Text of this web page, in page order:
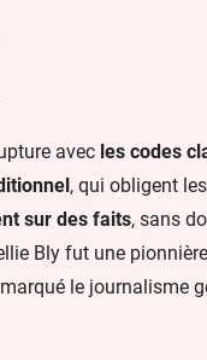
avec les codes
, qui obligent
sur des faits, sans
Bly fut une
le journalisme